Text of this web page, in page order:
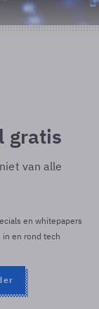
gratis
van alle
en whitepapers
en rond tech